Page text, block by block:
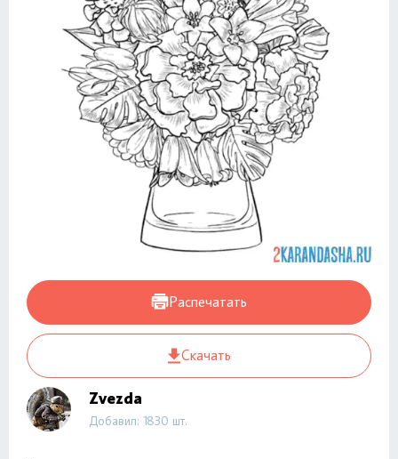
Распечатать
Скачать
Zvezda
Добавил: 1830 шт.